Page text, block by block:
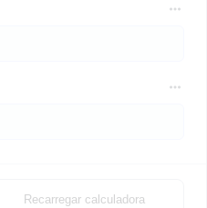
Recarregar calculadora